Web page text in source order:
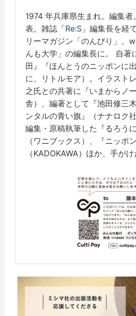
1974 年兵庫県生まれ。編集
表。雑誌「Re:S 」編集長を経
リーマガジン「のんびり」、
んも大学」の編集長に。 自著
田』『ほんとうのニッポンに
に、リトルモア）。イラスト
之氏との共著に『いまからノ
舎）、編著として『池田修三
ンタルの青い旗』（ナナロク
編集・原稿執筆した『るろう
（ワニブックス）、『ニッポ
（KADOKAWA）ほか、手がけ